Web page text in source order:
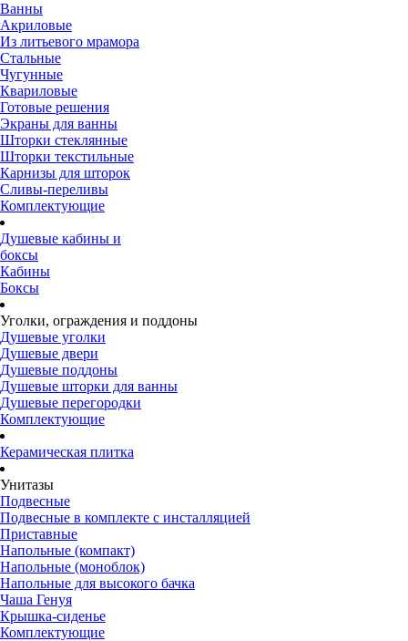
Ванны
Акриловые
Из литьевого мрамора
Стальные
Чугунные
Квариловые
Готовые решения
Экраны для ванны
Шторки стеклянные
Шторки текстильные
Карнизы для шторок
Сливы-переливы
Комплектующие
Душевые кабины и
боксы
Кабины
Боксы
Уголки, ограждения и поддоны
Душевые уголки
Душевые двери
Душевые поддоны
Душевые шторки для ванны
Душевые перегородки
Комплектующие
Керамическая плитка
Унитазы
Подвесные
Подвесные в комплекте с инсталляцией
Приставные
Напольные (компакт)
Напольные (моноблок)
Напольные для высокого бачка
Чаша Генуя
Крышка-сиденье
Комплектующие